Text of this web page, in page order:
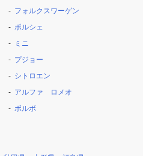
フォルクスワーゲン
ポルシェ
ミニ
プジョー
シトロエン
アルファ ロメオ
ボルボ